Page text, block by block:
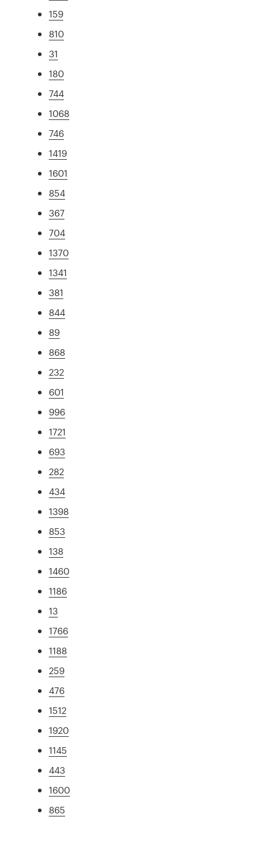
159
810
31
180
744
1068
746
1419
1601
854
367
704
1370
1341
381
844
89
868
232
601
996
1721
693
282
434
1398
853
138
1460
1186
13
1766
1188
259
476
1512
1920
1145
443
1600
865